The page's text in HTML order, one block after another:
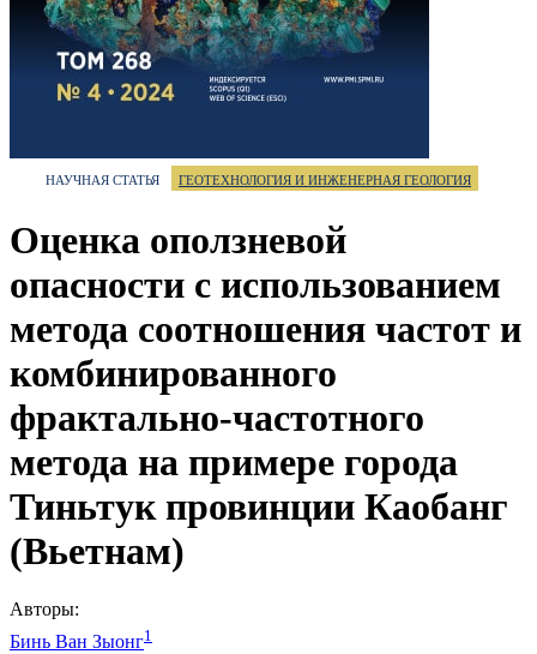
НАУЧНАЯ СТАТЬЯ ГЕОТЕХНОЛОГИЯ И ИНЖЕНЕРНАЯ ГЕОЛОГИЯ
Оценка оползневой
опасности с использованием
метода соотношения частот и
комбинированного
фрактально-частотного
метода на примере города
Тиньтук провинции Каобанг
(Вьетнам)
Авторы:
Бинь Ван Зыонг1